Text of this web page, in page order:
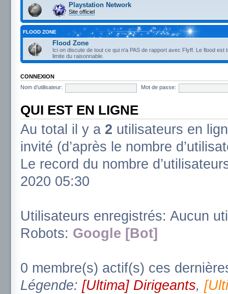
Playstation Network
Site officiel
FLOOD ZONE
Flood Zone
Ici on discute de tout ce qui n'a PAS de rapport avec Flyff. Le flood est
limite du raisonnable.
CONNEXION
Nom d’utilisateur:
Mot de passe:
QUI EST EN LIGNE
Au total il y a 2 utilisateurs en
invité (d’après le nombre
Le record du nombre
2020 05:30
Utilisateurs enregistrés: Aucun
Robots: Google [Bot]
0 membre(s) actif(s) ces
Légende: [Ultima] Dirigeants,